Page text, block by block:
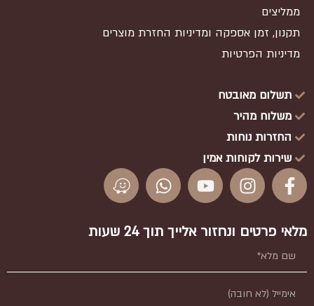
ממליצים
תקנון, זמן אספקה ומדיניות החזרת מוצרים
מדיניות הפרטיות
תשלום מאובטח
משלוח מהיר
החזרות נוחות
שירות לקוחות אמין
מלאי פרטים ונחזור אלייך תוך 24 שעות